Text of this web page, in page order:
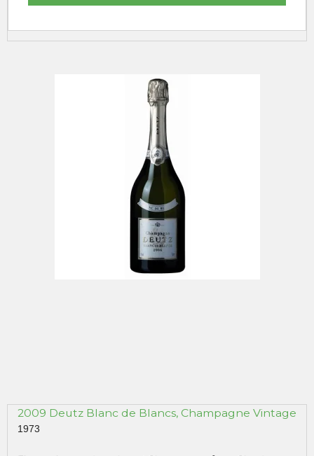
2009 Deutz Blanc de Blancs, Champagne Vintage
1973